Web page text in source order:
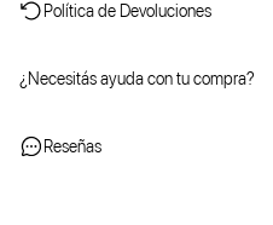
Política de Devoluciones
¿Necesitás ayuda con tu compra?
Reseñas